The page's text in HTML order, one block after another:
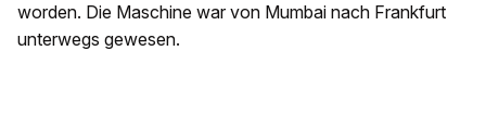
worden. Die Maschine war von Mumbai nach Frankfurt
unterwegs gewesen.